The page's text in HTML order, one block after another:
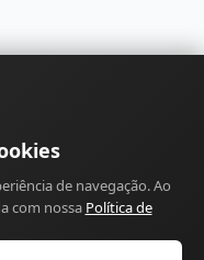
Privacidade
de Monetização
SiteSitemap
de navegação. Ao
com nossa Política de